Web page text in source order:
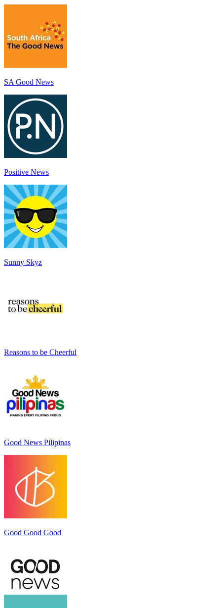
SA Good News
Positive News
Sunny Skyz
Reasons to be Cheerful
Good News Pilipinas
Good Good Good